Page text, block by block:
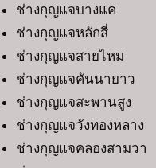
ช่างกุญแจบางแค
ช่างกุญแจหลักสี่
ช่างกุญแจสายไหม
ช่างกุญแจคันนายาว
ช่างกุญแจสะพานสูง
ช่างกุญแจวังทองหลาง
ช่างกุญแจคลองสามวา